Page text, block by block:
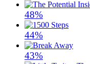
48%
44%
43%